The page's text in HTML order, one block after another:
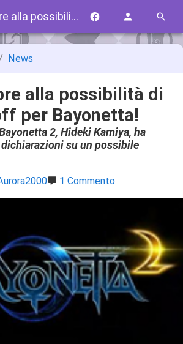
Kamiya apre alla possibilità di uno spin off per Bayonetta!
News
alla possibilità di
per Bayonetta!
2, Hideki Kamiya, ha
su un possibile
1 Commento